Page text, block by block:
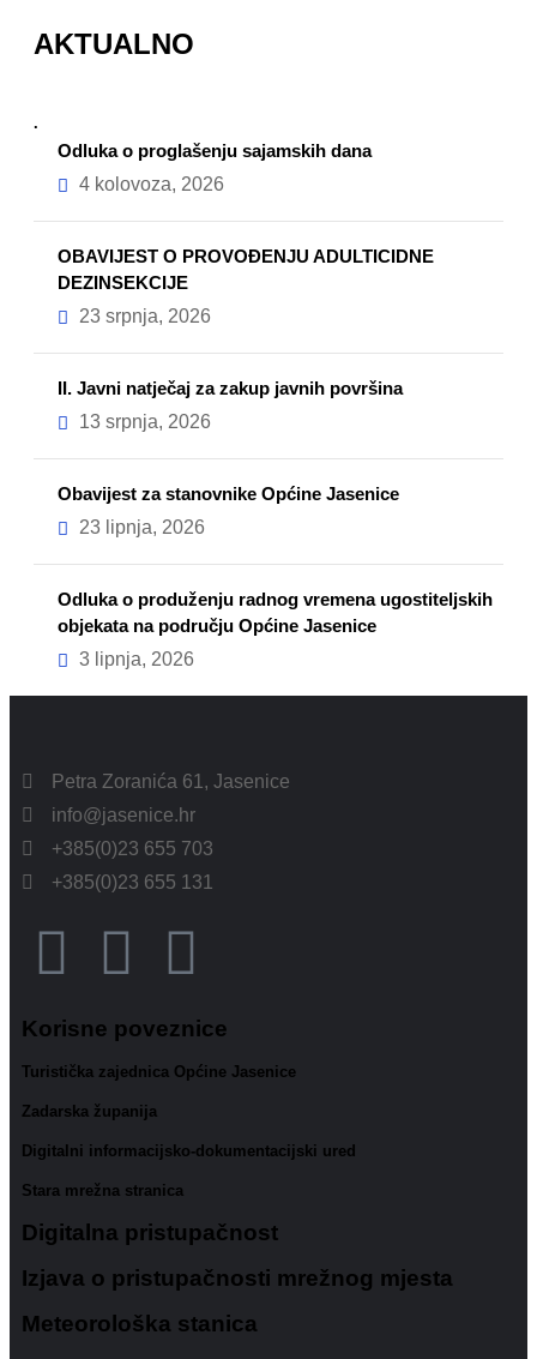
AKTUALNO
.
Odluka o proglašenju sajamskih dana
4 kolovoza, 2026
OBAVIJEST O PROVOĐENJU ADULTICIDNE
DEZINSEKCIJE
23 srpnja, 2026
II. Javni natječaj za zakup javnih površina
13 srpnja, 2026
Obavijest za stanovnike Općine Jasenice
23 lipnja, 2026
Odluka o produženju radnog vremena ugostiteljskih
objekata na području Općine Jasenice
3 lipnja, 2026
Petra Zoranića 61, Jasenice
info@jasenice.hr
+385(0)23 655 703
+385(0)23 655 131
Korisne poveznice
Turistička zajednica Općine Jasenice
Zadarska županija
Digitalni informacijsko-dokumentacijski ured
Stara mrežna stranica
Digitalna pristupačnost
Izjava o pristupačnosti mrežnog mjesta
Meteorološka stanica